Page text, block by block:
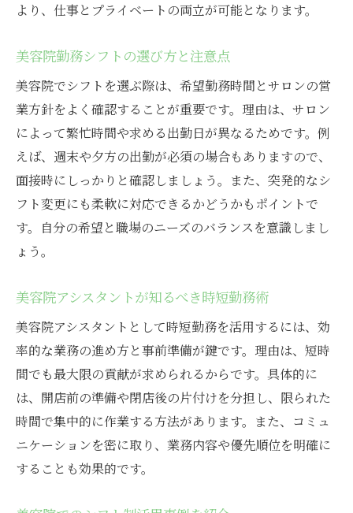
より、仕事とプライベートの両立が可能となります。
美容院勤務シフトの選び方と注意点
美容院でシフトを選ぶ際は、希望勤務時間とサロンの営
業方針をよく確認することが重要です。理由は、サロン
によって繁忙時間や求める出勤日が異なるためです。例
えば、週末や夕方の出勤が必須の場合もありますので、
面接時にしっかりと確認しましょう。また、突発的なシ
フト変更にも柔軟に対応できるかどうかもポイントで
す。自分の希望と職場のニーズのバランスを意識しまし
ょう。
美容院アシスタントが知るべき時短勤務術
美容院アシスタントとして時短勤務を活用するには、効
率的な業務の進め方と事前準備が鍵です。理由は、短時
間でも最大限の貢献が求められるからです。具体的に
は、開店前の準備や閉店後の片付けを分担し、限られた
時間で集中的に作業する方法があります。また、コミュ
ニケーションを密に取り、業務内容や優先順位を明確に
することも効果的です。